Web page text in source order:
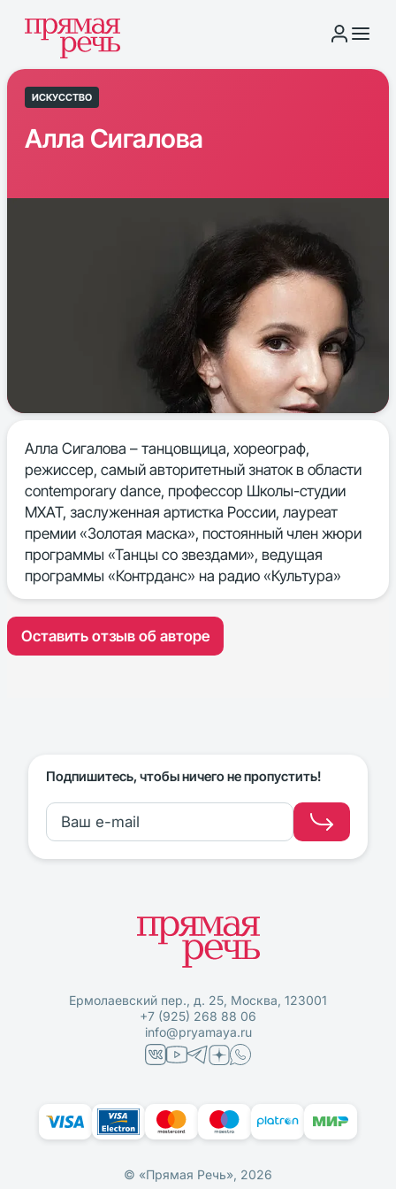
ИСКУССТВО
Алла Сигалова
Алла Сигалова – танцовщица, хореограф,
режиссер, самый авторитетный знаток в области
contemporary dance, профессор Школы-студии
МХАТ, заслуженная артистка России, лауреат
премии «Золотая маска», постоянный член жюри
программы «Танцы со звездами», ведущая
программы «Контрданс» на радио «Культура»
Оставить отзыв об авторе
Подпишитесь, чтобы ничего не пропустить!
Ермолаевский пер., д. 25, Москва, 123001
+7 (925) 268 88 06
info@pryamaya.ru
© «Прямая Речь», 2026